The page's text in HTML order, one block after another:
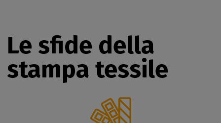
Le sfide della
stampa tessile